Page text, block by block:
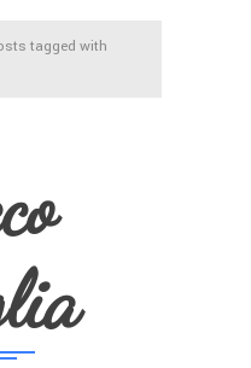
tagged with